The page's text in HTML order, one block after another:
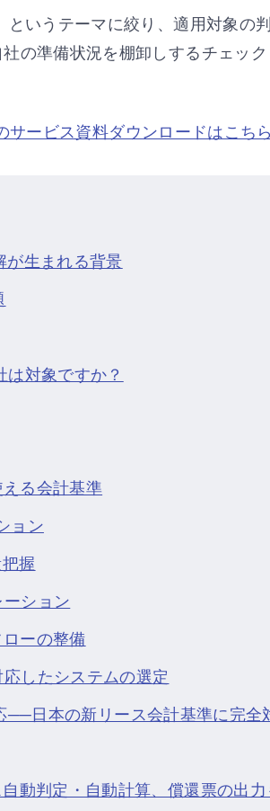
いうテーマに絞り、適用対象の
の準備状況を棚卸しするチェッ
ービス資料ダウンロードはこち
が生まれる背景
対象ですか？
る会計基準
ョン
握
ション
ーの整備
したシステムの選定
──日本の新リース会計基準に完全
動判定・自動計算、償還票の出